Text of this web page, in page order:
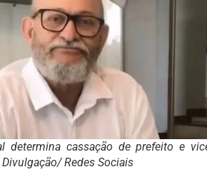
determina cassação de prefeito e
Redes Sociais